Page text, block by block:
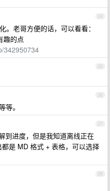
24
。老哥方便的话，可以看看：
趣的点
342950734
25
26
等。
27
到进度，但是我知道离线正在
是 MD 格式 + 表格，可以选择
28